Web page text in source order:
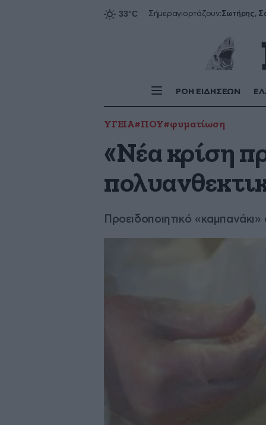
Σήμεραγιορτάζουν:
ΡΟΗ ΕΙΔΗΣΕΩΝ
ΥΓΕΙΑ#ΠΟΥ#φυματίωση
«Νέα κρίση
Προειδοποιητικό